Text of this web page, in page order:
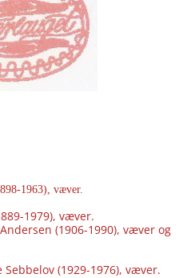
1963), væver.
1979), væver.
(1906-1990), væver og
Sebbelov (1929-1976), væver.